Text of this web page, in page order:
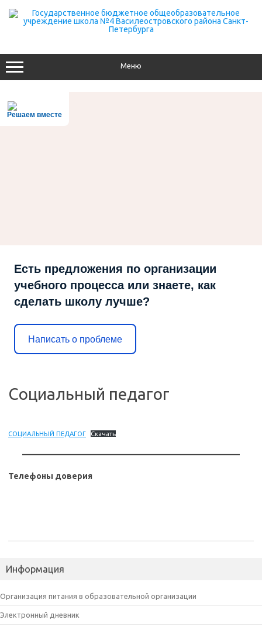
содержимому
Меню
Решаем вместе
Есть предложения по организации
учебного процесса или знаете, как
сделать школу лучше?
Написать о проблеме
Социальный педагог
СОЦИАЛЬНЫЙ ПЕДАГОГ Скачать
Телефоны доверия
Информация
Организация питания в образовательной организации
Электронный дневник